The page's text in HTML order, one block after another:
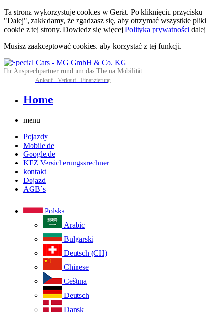
Ta strona wykorzystuje cookies w Gerät. Po kliknięciu przycisku
"Dalej", zakładamy, że zgadzasz się, aby otrzymać wszystkie pliki
cookie z tej strony. Dowiedz się więcej Polityka prywatności dalej
Musisz zaakceptować cookies, aby korzystać z tej funkcji.
Ihr Ansprechpartner rund um das Thema Mobilität
Ankauf · Verkauf · Finanzierung
Home
menu
Pojazdy
Mobile.de
Google.de
KFZ Versicherungssrechner
kontakt
Dojazd
AGB´s
Polska
Arabic
Bulgarski
Deutsch (CH)
Chinese
Ceština
Deutsch
Dansk